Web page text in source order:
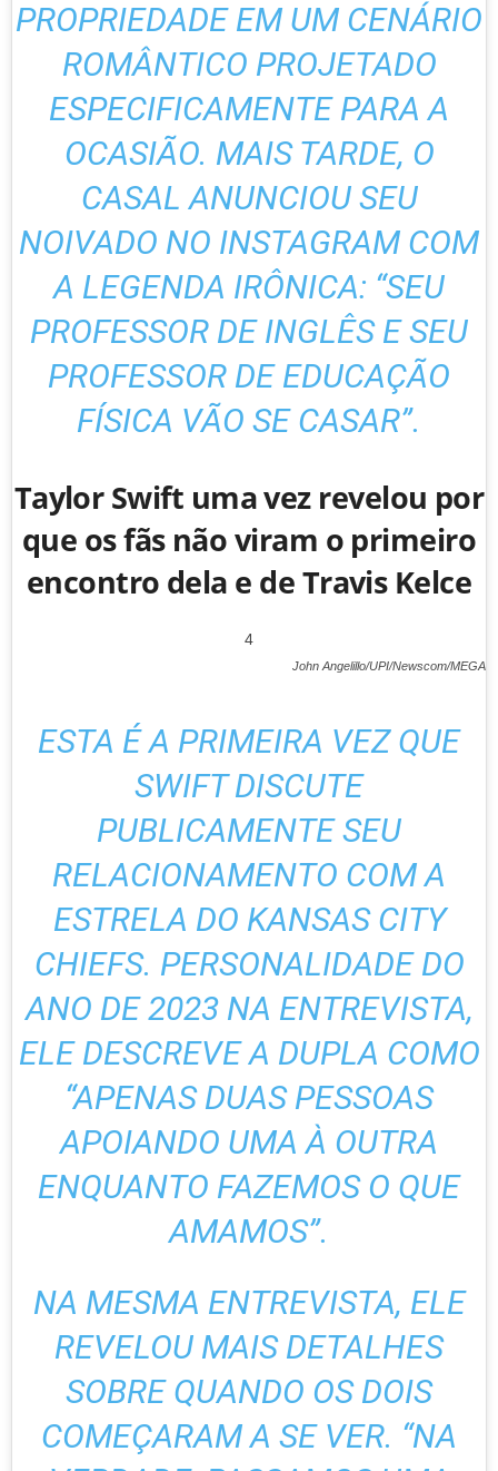
PROPRIEDADE EM UM CENÁRIO
ROMÂNTICO PROJETADO
ESPECIFICAMENTE PARA A
OCASIÃO. MAIS TARDE, O
CASAL ANUNCIOU SEU
NOIVADO NO INSTAGRAM COM
A LEGENDA IRÔNICA: “SEU
PROFESSOR DE INGLÊS E SEU
PROFESSOR DE EDUCAÇÃO
FÍSICA VÃO SE CASAR”.
Taylor Swift uma vez revelou por
que os fãs não viram o primeiro
encontro dela e de Travis Kelce
4
John Angelillo/UPI/Newscom/MEGA
ESTA É A PRIMEIRA VEZ QUE
SWIFT DISCUTE
PUBLICAMENTE SEU
RELACIONAMENTO COM A
ESTRELA DO KANSAS CITY
CHIEFS. PERSONALIDADE DO
ANO DE 2023NA ENTREVISTA,
ELE DESCREVE A DUPLA COMO
“APENAS DUAS PESSOAS
APOIANDO UMA À OUTRA
ENQUANTO FAZEMOS O QUE
AMAMOS”.
NA MESMA ENTREVISTA, ELE
REVELOU MAIS DETALHES
SOBRE QUANDO OS DOIS
COMEÇARAM A SE VER. “NA